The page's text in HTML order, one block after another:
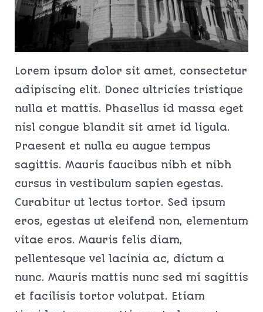
Lorem ipsum dolor sit amet, consectetur
adipiscing elit. Donec ultricies tristique
nulla et mattis. Phasellus id massa eget
nisl congue blandit sit amet id ligula.
Praesent et nulla eu augue tempus
sagittis. Mauris faucibus nibh et nibh
cursus in vestibulum sapien egestas.
Curabitur ut lectus tortor. Sed ipsum
eros, egestas ut eleifend non, elementum
vitae eros. Mauris felis diam,
pellentesque vel lacinia ac, dictum a
nunc. Mauris mattis nunc sed mi sagittis
et facilisis tortor volutpat. Etiam